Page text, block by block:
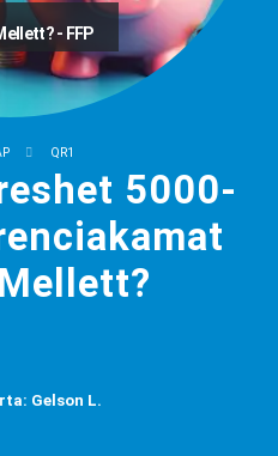
- FFP
QR1
5000-
Gelson L.